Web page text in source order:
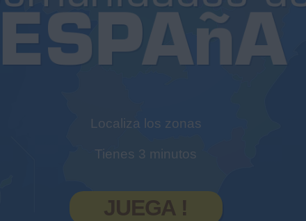
Localiza los zonas
Tienes 3 minutos
JUEGA !